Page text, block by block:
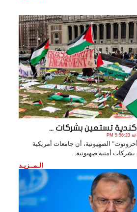
تستعين بشركات ...
الصهيونية، أن جامعات أمريكية
أمنية صهيونية. .
الـمــزيـد